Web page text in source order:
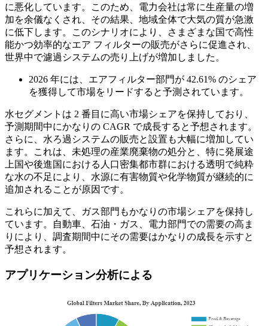
に悪化しています。このため、電力会社は常に生産量の増
加を余儀なくされ、その結果、地域全体で大気の質が急激
に低下します。このシナリオにより、さまざまな国で高性
能かつ効率的なエア フィルターの販売がさらに促進され、
世界中で濾過システムの売り上げが増加しました。
2026 年には、エアフィルター部門が 42.61% のシェア
を獲得して市場をリードすると予測されています。
水セグメントは 2 番目に高い市場シェアを保持しており、
予測期間中にかなりの CAGR で成長すると予想されます。
さらに、水ろ過システムの販売と設置も大幅に増加してい
ます。これは、未処理の産業廃棄物の処分と、特に発展途
上国や後進国における人口密集都市群における透明で純粋
な水の不足により、水源に有害物質や化学物質が継続的に
追加されることが原因です。
これらに加えて、ガス部門もかなりの市場シェアを保持し
ています。自動車、石油・ガス、電力部門での需要の高ま
りにより、調査期間中にその需要はかなりの成長を示すと
予想されます。
アプリケーション分析による